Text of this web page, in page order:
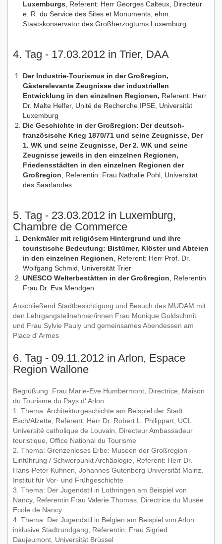
Luxemburgs, Referent: Herr Georges Calteux, Directeur
e. R. du Service des Sites et Monuments, ehm.
Staatskonservator des Großherzogtums Luxemburg
4. Tag - 17.03.2012 in Trier, DAA
Der Industrie-Tourismus in der Großregion,
Gästerelevante Zeugnisse der industriellen
Entwicklung in den einzelnen Regionen, Referent: Herr
Dr. Malte Helfer, Unité de Recherche IPSE, Universität
Luxemburg
Die Geschichte in der Großregion: Der deutsch-
französische Krieg 1870/71 und seine Zeugnisse, Der
1. WK und seine Zeugnisse, Der 2. WK und seine
Zeugnisse jeweils in den einzelnen Regionen,
Friedensstädten in den einzelnen Regionen der
Großregion, Referentin: Frau Nathalie Pohl, Universität
des Saarlandes
5. Tag - 23.03.2012 in Luxemburg,
Chambre de Commerce
Denkmäler mit religiösem Hintergrund und ihre
touristische Bedeutung: Bistümer, Klöster und Abteien
in den einzelnen Regionen, Referent: Herr Prof. Dr.
Wolfgang Schmid, Universität Trier
UNESCO Welterbestätten in der Großregion, Referentin
Frau Dr. Eva Mendgen
Anschließend Stadtbesichtigung und Besuch des MUDAM mit
den Lehrgangsteilnehmer/innen Frau Monique Goldschmit
und Frau Sylvie Pauly und gemeinsames Abendessen am
Place d´Armes
6. Tag - 09.11.2012 in Arlon, Espace
Region Wallone
Begrüßung: Frau Marie-Eve Humbermont, Directrice, Maison
du Tourisme du Pays d‘ Arlon
1. Thema: Architekturgeschichte am Beispiel der Stadt
Esch/Alzette, Referent: Herr Dr. Robert L. Philippart, UCL
Université catholique de Louvain, Directeur Ambassadeur
touristique, Office National du Tourisme
2. Thema: Grenzenloses Erbe: Museen der Großregion -
Einführung / Schwerpunkt Archäologie, Referent: Herr Dr.
Hans-Peter Kuhnen, Johannes Gutenberg Universität Mainz,
Institut für Vor- und Frühgeschichte
3. Thema: Der Jugendstil in Lothringen am Beispiel von
Nancy, Referentin Frau Valerie Thomas, Directrice du Musée
Ecole de Nancy
4. Thema: Der Jugendstil in Belgien am Beispiel von Arlon
inklusive Stadtrundgang, Referentin: Frau Sigried
Daujeumont, Universität Brüssel